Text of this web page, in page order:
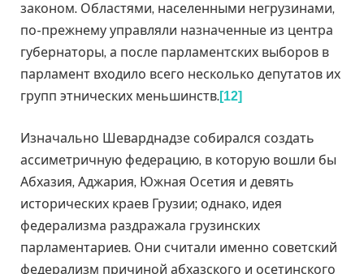
законом. Областями, населенными негрузинами,
по-прежнему управляли назначенные из центра
губернаторы, а после парламентских выборов в
парламент входило всего несколько депутатов их
групп этнических меньшинств.[12]
Изначально Шеварднадзе собирался создать
ассиметричную федерацию, в которую вошли бы
Абхазия, Аджария, Южная Осетия и девять
исторических краев Грузии; однако, идея
федерализма раздражала грузинских
парламентариев. Они считали именно советский
федерализм причиной абхазского и осетинского